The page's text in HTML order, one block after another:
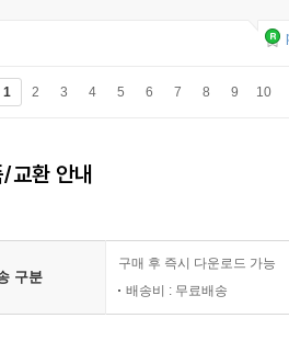
1 2 3 4 5 6 7 8 9 10
교환 안내
구분
구매 후 즉시 다운로드 가능
배송비 : 무료배송